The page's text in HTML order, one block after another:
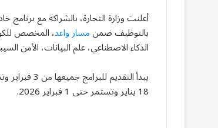
أعلنت وزارة التجارة، بالشراكة مع برنامج
بالتوظيف ضمنمسار واعد، المخصص
الذكاء الاصطناعي، علم البيانات، الأمن
18 يناير وتستمر حتى 1 فبراير 2026.